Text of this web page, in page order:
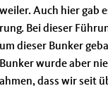
Auch hier gab
Bei dieser
dieser Bunker
wurde aber
dass wir seit